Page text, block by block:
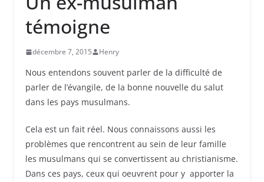
témoigne
décembre 7, 2015 Henry
Nous entendons souvent parler de la difficulté de
parler de l’évangile, de la bonne nouvelle du salut
dans les pays musulmans.
Cela est un fait réel. Nous connaissons aussi les
problèmes que rencontrent au sein de leur famille
les musulmans qui se convertissent au christianisme.
Dans ces pays, ceux qui oeuvrent pour y apporter la